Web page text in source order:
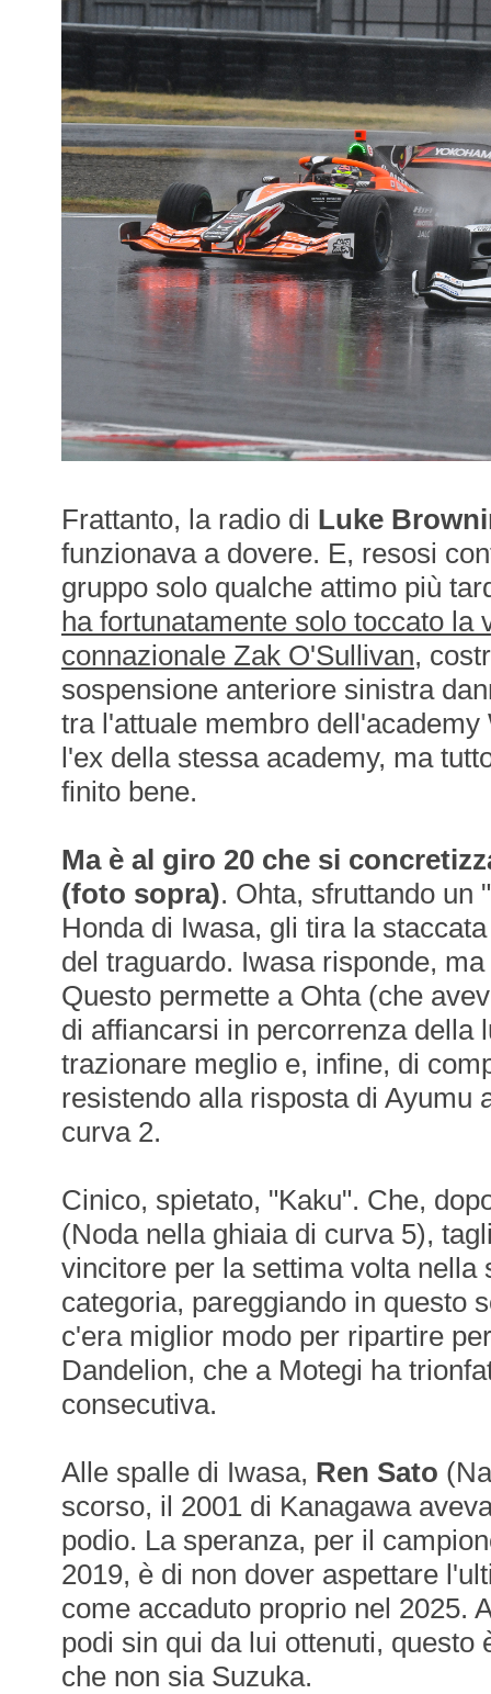
Frattanto, la radio di Luke
funzionava a dovere. E, resosi
gruppo solo qualche attimo più
ha fortunatamente solo toccato la
connazionale Zak O'Sullivan,
sospensione anteriore sinistra
tra l'attuale membro
l'ex della stessa academy, ma
finito bene.
Ma è al giro 20 che si
(foto sopra). Ohta, sfruttando un
Honda di Iwasa, gli tira la
del traguardo. Iwasa risponde,
Questo permette a Ohta (che
di affiancarsi in percorrenza della
trazionare meglio e, infine, di
resistendo alla risposta di Ayumu
curva 2.
Cinico, spietato, "Kaku". Che,
(Noda nella ghiaia di curva 5),
vincitore per la settima volta nella
categoria, pareggiando in questo
c'era miglior modo per ripartire
Dandelion, che a Motegi ha
consecutiva.
Alle spalle di Iwasa, Ren Sato
scorso, il 2001 di Kanagawa
podio. La speranza, per il
2019, è di non dover aspettare
come accaduto proprio nel 2025.
podi sin qui da lui ottenuti, questo
che non sia Suzuka.